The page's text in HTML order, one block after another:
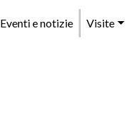
Eventi e notizie Visite